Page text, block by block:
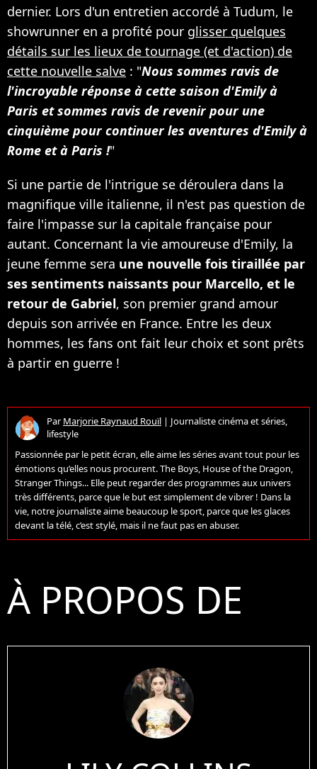
dernier. Lors d'un entretien accordé à Tudum, le
showrunner en a profité pour glisser quelques
détails sur les lieux de tournage (et d'action) de
cette nouvelle salve : "Nous sommes ravis de
l'incroyable réponse à cette saison d'Emily à
Paris et sommes ravis de revenir pour une
cinquième pour continuer les aventures d'Emily à
Rome et à Paris !"
Si une partie de l'intrigue se déroulera dans la
magnifique ville italienne, il n'est pas question de
faire l'impasse sur la capitale française pour
autant. Concernant la vie amoureuse d'Emily, la
jeune femme sera une nouvelle fois tiraillée par
ses sentiments naissants pour Marcello, et le
retour de Gabriel, son premier grand amour
depuis son arrivée en France. Entre les deux
hommes, les fans ont fait leur choix et sont prêts
à partir en guerre !
ParMarjorie Raynaud Rouïl | Journaliste cinéma et séries,
lifestyle
Passionnée par le petit écran, elle aime les séries avant tout pour les
émotions qu’elles nous procurent. The Boys, House of the Dragon,
Stranger Things... Elle peut regarder des programmes aux univers
très différents, parce que le but est simplement de vibrer ! Dans la
vie, notre journaliste aime beaucoup le sport, parce que les glaces
devant la télé, c’est stylé, mais il ne faut pas en abuser.
À PROPOS DE